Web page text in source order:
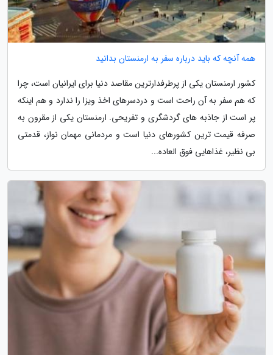
همه آنچه که باید درباره سفر به ارمنستان بدانید
کشور ارمنستان یکی از پرطرفدارترین مقاصد دنیا برای ایرانیان است، چرا
که هم سفر به آن راحت است و دردسرهای اخذ ویزا را ندارد و هم اینکه
پر است از جاذبه های گردشگری و تفریحی. ارمنستان یکی از مقرون به
صرفه قیمت ترین کشورهای دنیا است و مردمانی مهمان نواز، قدمتی
بی نظیر، غذاهایی فوق العاده...